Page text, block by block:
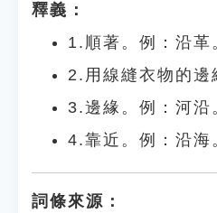
釋義：
1.順著。例：沿革
2.用線縫衣物的邊
3.邊緣。例：河沿
4.靠近。例：沿海
詞條來源：